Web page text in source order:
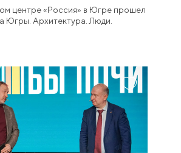
центре «Россия» в Югре прошел
Югры. Архитектура. Люди.